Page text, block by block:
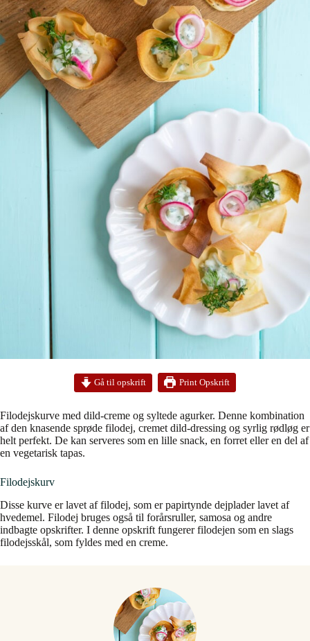
Gå til opskrift Print Opskrift
Filodejskurve med dild-creme og syltede agurker. Denne kombination
af den knasende sprøde filodej, cremet dild-dressing og syrlig rødløg er
helt perfekt. De kan serveres som en lille snack, en forret eller en del af
en vegetarisk tapas.
Filodejskurv
Disse kurve er lavet af filodej, som er papirtynde dejplader lavet af
hvedemel. Filodej bruges også til forårsruller, samosa og andre
indbagte opskrifter. I denne opskrift fungerer filodejen som en slags
filodejsskål, som fyldes med en creme.